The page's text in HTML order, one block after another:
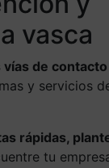
vasca
de contacto
y servicios
rápidas,
tu